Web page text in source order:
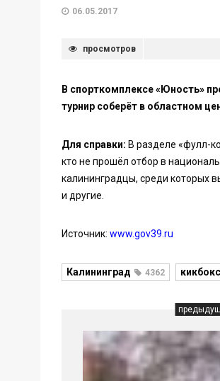
06.05.2017
просмотров
В спорткомплексе «Юность»
турнир соберёт в областном
Для справки: В разделе «фулл-
кто не прошёл отбор в
калининградцы, среди которых
и другие.
Источник: www.gov39.ru
Калининград 4362